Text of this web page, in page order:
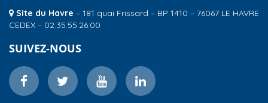
Site du Havre – 181 quai Frissard – BP 1410 – 76067 LE HAVRE
CEDEX – 02.35.55.26.00
SUIVEZ-NOUS